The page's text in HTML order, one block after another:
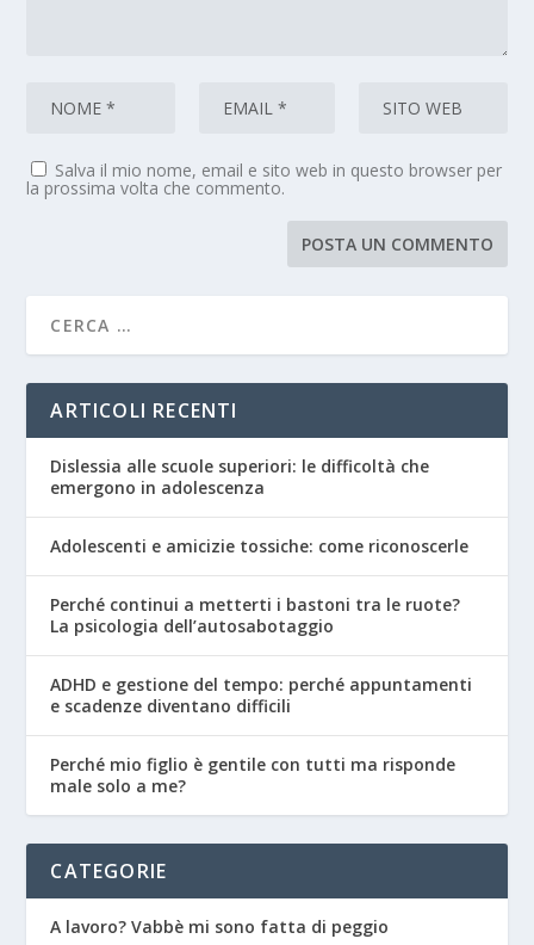
Salva il mio nome, email e sito web in questo browser per
la prossima volta che commento.
ARTICOLI RECENTI
Dislessia alle scuole superiori: le difficoltà che
emergono in adolescenza
Adolescenti e amicizie tossiche: come riconoscerle
Perché continui a metterti i bastoni tra le ruote?
La psicologia dell’autosabotaggio
ADHD e gestione del tempo: perché appuntamenti
e scadenze diventano difficili
Perché mio figlio è gentile con tutti ma risponde
male solo a me?
CATEGORIE
A lavoro? Vabbè mi sono fatta di peggio